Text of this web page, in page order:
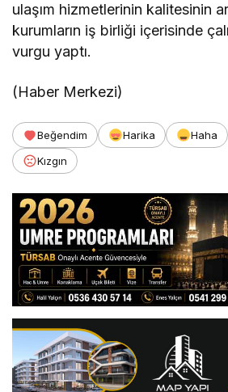
ulaşım hizmetlerinin kalitesinin
kurumların iş birliği içerisinde
vurgu yaptı.
(Haber Merkezi)
Beğendim Harika Haha
Kızgın